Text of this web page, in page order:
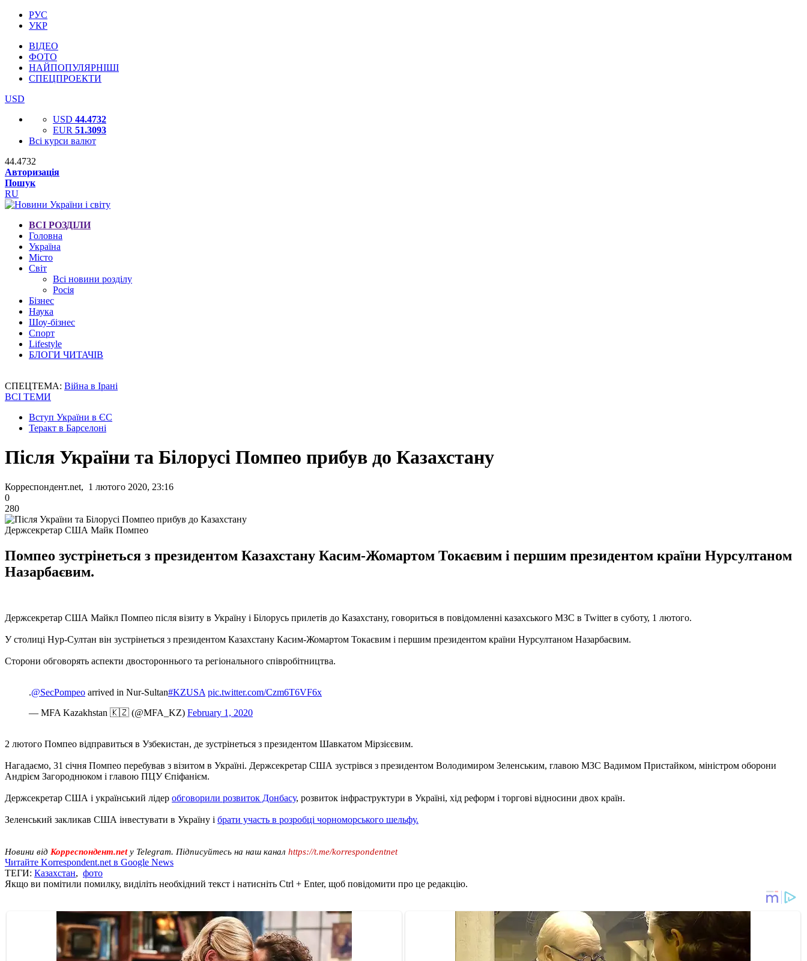
РУС
УКР
ВІДЕО
ФОТО
НАЙПОПУЛЯРНІШІ
СПЕЦПРОЕКТИ
USD
USD 44.4732
EUR 51.3093
Всі курси валют
44.4732
Авторизація
Пошук
RU
ВСІ РОЗДІЛИ
Головна
Україна
Місто
Світ
Всі новини розділу
Росія
Бізнес
Наука
Шоу-бізнес
Спорт
Lifestyle
БЛОГИ ЧИТАЧІВ
СПЕЦТЕМА: Війна в Ірані
ВСІ ТЕМИ
Вступ України в ЄС
Теракт в Барселоні
Після України та Білорусі Помпео прибув до Казахстану
Корреспондент.net, 1 лютого 2020, 23:16
0
280
Держсекретар США Майк Помпео
Помпео зустрінеться з президентом Казахстану Касим-Жомартом Токаєвим і першим президентом країни Нурсултаном
Назарбаєвим.
Держсекретар США Майкл Помпео після візиту в Україну і Білорусь прилетів до Казахстану, говориться в повідомленні казахського МЗС в Twitter в суботу, 1 лютого.
У столиці Нур-Султан він зустрінеться з президентом Казахстану Касим-Жомартом Токаєвим і першим президентом країни Нурсултаном Назарбаєвим.
Сторони обговорять аспекти двостороннього та регіонального співробітництва.
.@SecPompeo arrived in Nur-Sultan#KZUSA pic.twitter.com/Czm6T6VF6x
— MFA Kazakhstan 🇰🇿 (@MFA_KZ) February 1, 2020
2 лютого Помпео відправиться в Узбекистан, де зустрінеться з президентом Шавкатом Мірзієєвим.
Нагадаємо, 31 січня Помпео перебував з візитом в Україні. Держсекретар США зустрівся з президентом Володимиром Зеленським, главою МЗС Вадимом Пристайком, міністром оборони
Андрієм Загороднюком і главою ПЦУ Єпіфанієм.
Держсекретар США і український лідер обговорили розвиток Донбасу, розвиток інфраструктури в Україні, хід реформ і торгові відносини двох країн.
Зеленський закликав США інвестувати в Україну і брати участь в розробці чорноморського шельфу.
Новини від Корреспондент.net у Telegram. Підписуйтесь на наш канал https://t.me/korrespondentnet
Читайте Korrespondent.net в Google News
ТЕГИ: Казахстан, фото
Якщо ви помітили помилку, виділіть необхідний текст і натисніть Ctrl + Enter, щоб повідомити про це редакцію.